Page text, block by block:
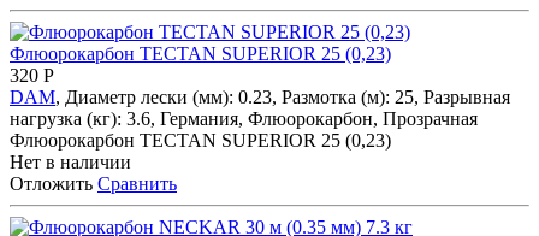
Флюорокарбон TECTAN SUPERIOR 25 (0,23)
320 Р
DAM, Диаметр лески (мм): 0.23, Размотка (м): 25, Разрывная
нагрузка (кг): 3.6, Германия, Флюорокарбон, Прозрачная
Флюорокарбон TECTAN SUPERIOR 25 (0,23)
Нет в наличии
Отложить Сравнить